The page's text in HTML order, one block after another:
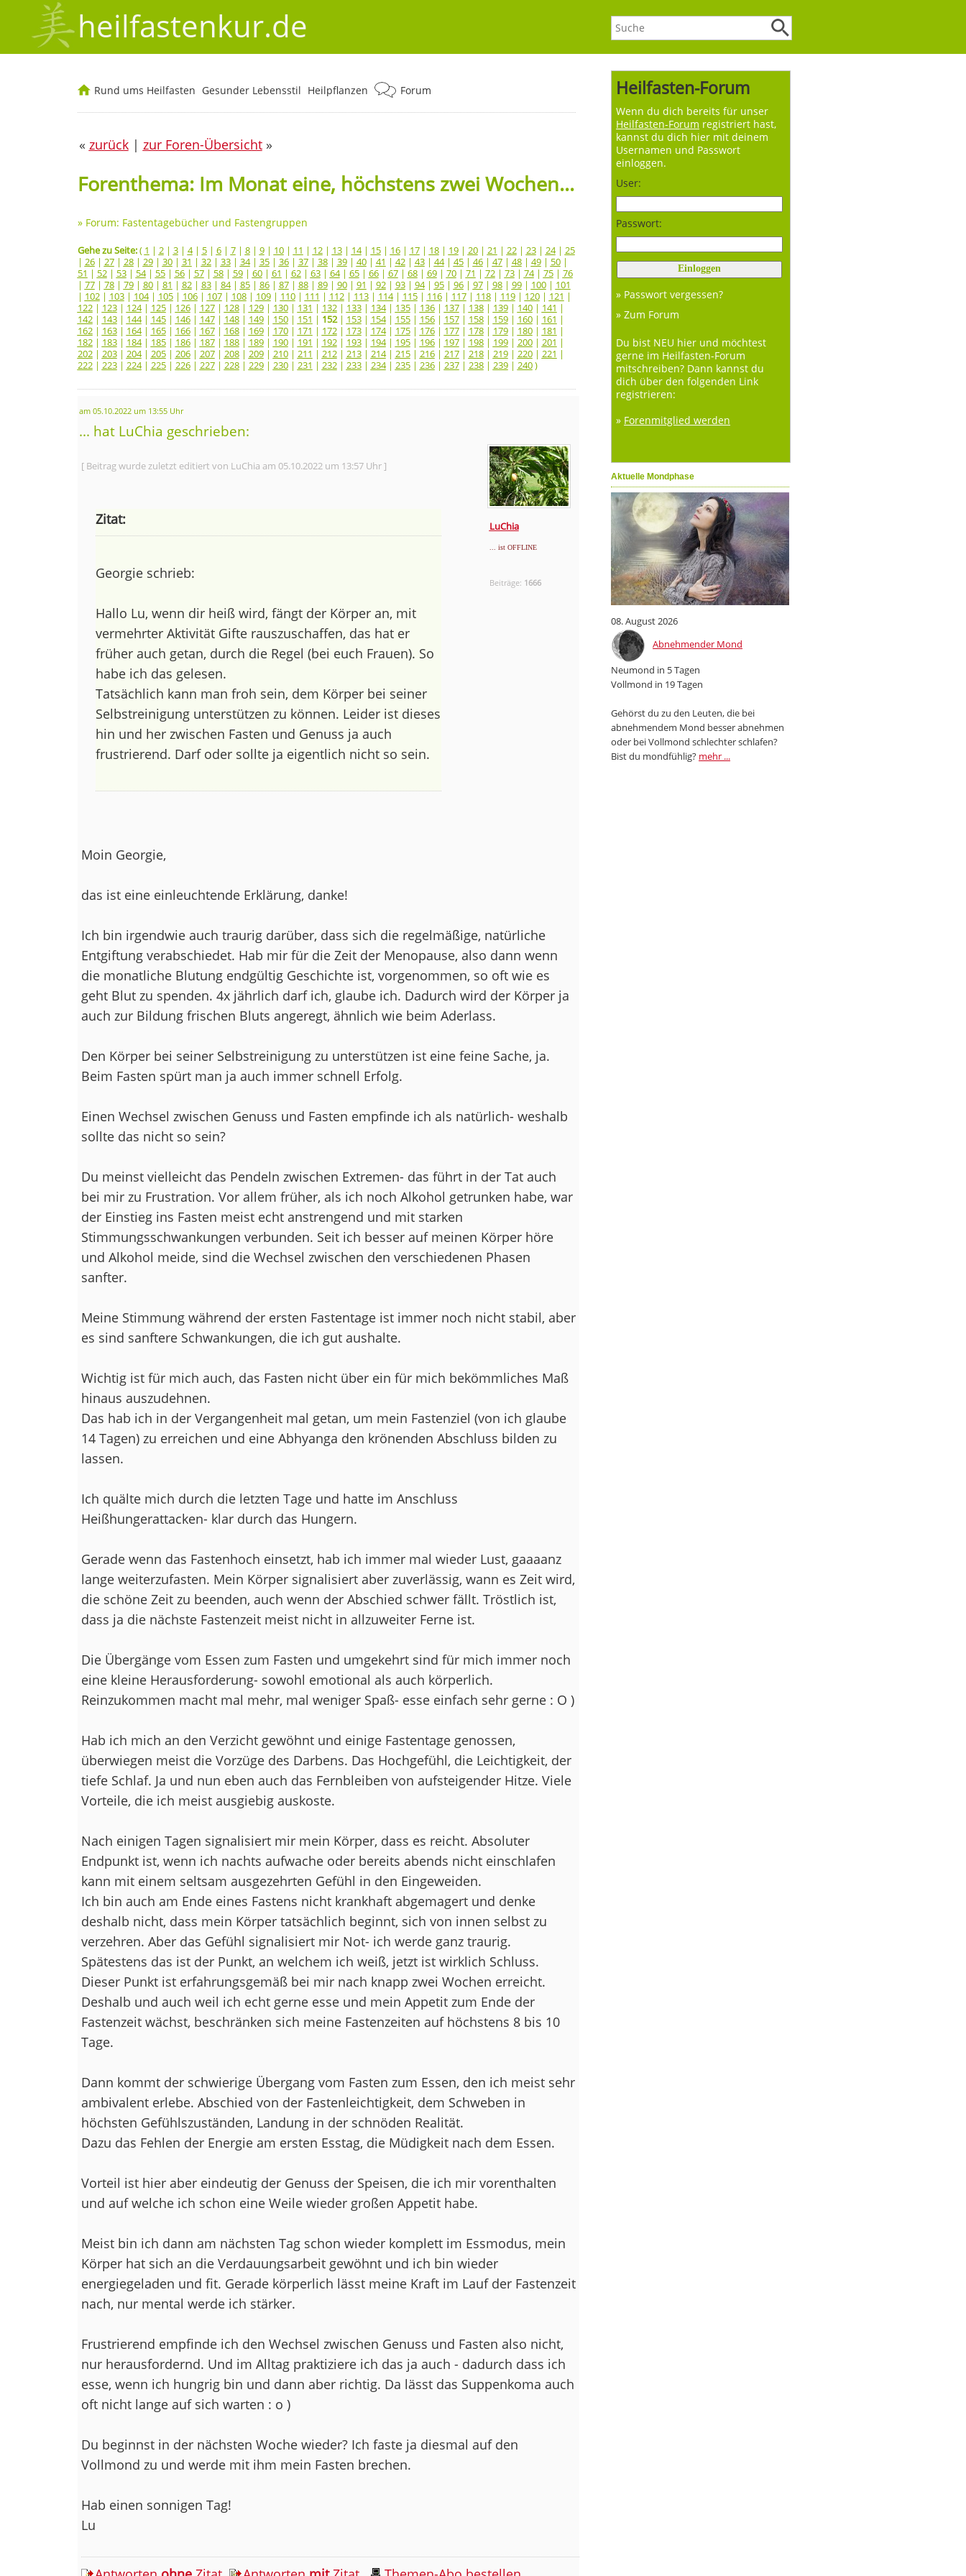
heilfastenkur.de
Heilfasten-Forum
Wenn du dich bereits für unser
Heilfasten-Forum registriert hast,
kannst du dich hier mit deinem
Usernamen und Passwort
einloggen.
User:
Passwort:
» Passwort vergessen?
» Zum Forum
Du bist NEU hier und möchtest
gerne im Heilfasten-Forum
mitschreiben? Dann kannst du
dich über den folgenden Link
registrieren:
» Forenmitglied werden
Aktuelle Mondphase
08. August 2026
Abnehmender Mond
Neumond in 5 Tagen
Vollmond in 19 Tagen
Gehörst du zu den Leuten, die bei
abnehmendem Mond besser abnehmen
oder bei Vollmond schlechter schlafen?
Bist du mondfühlig? mehr ...
Rund ums Heilfasten Gesunder Lebensstil Heilpflanzen Forum
« zurück| zur Foren-Übersicht»
Forenthema: Im Monat eine, höchstens zwei Wochen...
» Forum: Fastentagebücher und Fastengruppen
Gehe zu Seite:( 1 | 2| 3| 4| 5| 6| 7| 8| 9| 10| 11 | 12| 13| 14| 15| 16| 17| 18| 19| 20| 21 | 22| 23| 24| 25
| 26| 27| 28| 29| 30| 31 | 32| 33| 34| 35| 36| 37| 38| 39| 40| 41 | 42| 43| 44| 45| 46| 47| 48| 49| 50|
51 | 52| 53| 54| 55| 56| 57| 58| 59| 60| 61 | 62| 63| 64| 65| 66| 67| 68| 69| 70| 71 | 72| 73| 74| 75| 76
| 77| 78| 79| 80| 81 | 82| 83| 84| 85| 86| 87| 88| 89| 90| 91 | 92| 93| 94| 95| 96| 97| 98| 99| 100| 101
| 102| 103| 104| 105| 106| 107| 108| 109| 110| 111 | 112| 113| 114| 115| 116| 117| 118| 119| 120| 121 |
122| 123| 124| 125| 126| 127| 128| 129| 130| 131 | 132| 133| 134| 135| 136| 137| 138| 139| 140| 141 |
142| 143| 144| 145| 146| 147| 148| 149| 150| 151 | 152| 153| 154| 155| 156| 157| 158| 159| 160| 161 |
162| 163| 164| 165| 166| 167| 168| 169| 170| 171 | 172| 173| 174| 175| 176| 177| 178| 179| 180| 181 |
182| 183| 184| 185| 186| 187| 188| 189| 190| 191 | 192| 193| 194| 195| 196| 197| 198| 199| 200| 201 |
202| 203| 204| 205| 206| 207| 208| 209| 210| 211 | 212| 213| 214| 215| 216| 217| 218| 219| 220| 221 |
222| 223| 224| 225| 226| 227| 228| 229| 230| 231 | 232| 233| 234| 235| 236| 237| 238| 239| 240)
am 05.10.2022 um 13:55 Uhr
... hat LuChia geschrieben:
LuChia
... ist OFFLINE
Beiträge: 1666
[ Beitrag wurde zuletzt editiert von LuChia am 05.10.2022 um 13:57 Uhr ]
Zitat:
Georgie schrieb:
Hallo Lu, wenn dir heiß wird, fängt der Körper an, mit
vermehrter Aktivität Gifte rauszuschaffen, das hat er
früher auch getan, durch die Regel (bei euch Frauen). So
habe ich das gelesen.
Tatsächlich kann man froh sein, dem Körper bei seiner
Selbstreinigung unterstützen zu können. Leider ist dieses
hin und her zwischen Fasten und Genuss ja auch
frustrierend. Darf oder sollte ja eigentlich nicht so sein.
Moin Georgie,
das ist eine einleuchtende Erklärung, danke!
Ich bin irgendwie auch traurig darüber, dass sich die regelmäßige, natürliche
Entgiftung verabschiedet. Hab mir für die Zeit der Menopause, also dann wenn
die monatliche Blutung endgültig Geschichte ist, vorgenommen, so oft wie es
geht Blut zu spenden. 4x jährlich darf ich, glaube ich. Dadurch wird der Körper ja
auch zur Bildung frischen Bluts angeregt, ähnlich wie beim Aderlass.
Den Körper bei seiner Selbstreinigung zu unterstützen ist eine feine Sache, ja.
Beim Fasten spürt man ja auch immer schnell Erfolg.
Einen Wechsel zwischen Genuss und Fasten empfinde ich als natürlich- weshalb
sollte das nicht so sein?
Du meinst vielleicht das Pendeln zwischen Extremen- das führt in der Tat auch
bei mir zu Frustration. Vor allem früher, als ich noch Alkohol getrunken habe, war
der Einstieg ins Fasten meist echt anstrengend und mit starken
Stimmungsschwankungen verbunden. Seit ich besser auf meinen Körper höre
und Alkohol meide, sind die Wechsel zwischen den verschiedenen Phasen
sanfter.
Meine Stimmung während der ersten Fastentage ist immer noch nicht stabil, aber
es sind sanftere Schwankungen, die ich gut aushalte.
Wichtig ist für mich auch, das Fasten nicht über ein für mich bekömmliches Maß
hinaus auszudehnen.
Das hab ich in der Vergangenheit mal getan, um mein Fastenziel (von ich glaube
14 Tagen) zu erreichen und eine Abhyanga den krönenden Abschluss bilden zu
lassen.
Ich quälte mich durch die letzten Tage und hatte im Anschluss
Heißhungerattacken- klar durch das Hungern.
Gerade wenn das Fastenhoch einsetzt, hab ich immer mal wieder Lust, gaaaanz
lange weiterzufasten. Mein Körper signalisiert aber zuverlässig, wann es Zeit wird,
die schöne Zeit zu beenden, auch wenn der Abschied schwer fällt. Tröstlich ist,
dass ja die nächste Fastenzeit meist nicht in allzuweiter Ferne ist.
Die Übergänge vom Essen zum Fasten und umgekehrt sind für mich immer noch
eine kleine Herausforderung- sowohl emotional als auch körperlich.
Reinzukommen macht mal mehr, mal weniger Spaß- esse einfach sehr gerne : O )
Hab ich mich an den Verzicht gewöhnt und einige Fastentage genossen,
überwiegen meist die Vorzüge des Darbens. Das Hochgefühl, die Leichtigkeit, der
tiefe Schlaf. Ja und nun eben auch das Fernbleiben von aufsteigender Hitze. Viele
Vorteile, die ich meist ausgiebig auskoste.
Nach einigen Tagen signalisiert mir mein Körper, dass es reicht. Absoluter
Endpunkt ist, wenn ich nachts aufwache oder bereits abends nicht einschlafen
kann mit einem seltsam ausgezehrten Gefühl in den Eingeweiden.
Ich bin auch am Ende eines Fastens nicht krankhaft abgemagert und denke
deshalb nicht, dass mein Körper tatsächlich beginnt, sich von innen selbst zu
verzehren. Aber das Gefühl signalisiert mir Not- ich werde ganz traurig.
Spätestens das ist der Punkt, an welchem ich weiß, jetzt ist wirklich Schluss.
Dieser Punkt ist erfahrungsgemäß bei mir nach knapp zwei Wochen erreicht.
Deshalb und auch weil ich echt gerne esse und mein Appetit zum Ende der
Fastenzeit wächst, beschränken sich meine Fastenzeiten auf höchstens 8 bis 10
Tage.
Dann kommt der schwierige Übergang vom Fasten zum Essen, den ich meist sehr
ambivalent erlebe. Abschied von der Fastenleichtigkeit, dem Schweben in
höchsten Gefühlszuständen, Landung in der schnöden Realität.
Dazu das Fehlen der Energie am ersten Esstag, die Müdigkeit nach dem Essen.
Vorteil ist hier aber eindeutig der Genuss der Speisen, die ich mir vorenthalten
und auf welche ich schon eine Weile wieder großen Appetit habe.
Meist bin ich dann am nächsten Tag schon wieder komplett im Essmodus, mein
Körper hat sich an die Verdauungsarbeit gewöhnt und ich bin wieder
energiegeladen und fit. Gerade körperlich lässt meine Kraft im Lauf der Fastenzeit
nach, nur mental werde ich stärker.
Frustrierend empfinde ich den Wechsel zwischen Genuss und Fasten also nicht,
nur herausfordernd. Und im Alltag praktiziere ich das ja auch - dadurch dass ich
esse, wenn ich hungrig bin und dann aber richtig. Da lässt das Suppenkoma auch
oft nicht lange auf sich warten : o )
Du beginnst in der nächsten Woche wieder? Ich faste ja diesmal auf den
Vollmond zu und werde mit ihm mein Fasten brechen.
Hab einen sonnigen Tag!
Lu